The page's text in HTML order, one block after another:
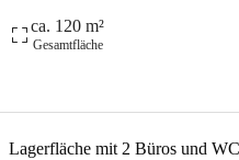
ca. 120 m²
Gesamtfläche
Lagerfläche mit 2 Büros und